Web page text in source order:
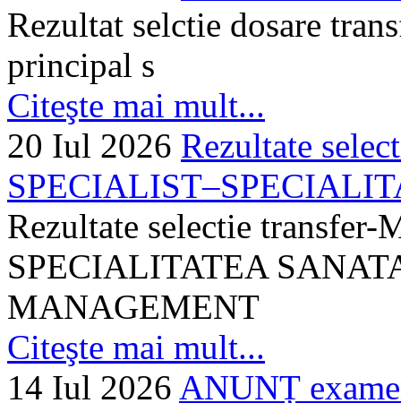
Rezultat selctie dosare
principal s
Citeşte mai mult...
20 Iul 2026 Rezultate
Rezultate selectie
SPECIALITATEA
MANAGEMENT
Citeşte mai mult...
14 Iul 2026 ANUNȚ